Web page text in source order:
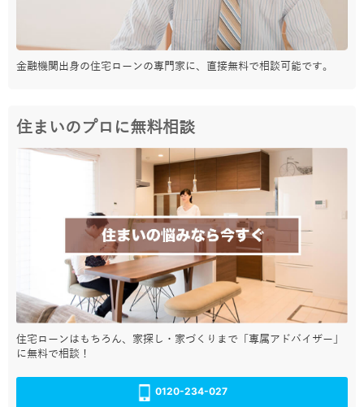
金融機関出身の住宅ローンの専門家に、直接無料で相談可能です。
住まいのプロに無料相談
住宅ローンはもちろん、家探し・家づくりまで「専属アドバイザー」
に無料で相談！
0120-234-027